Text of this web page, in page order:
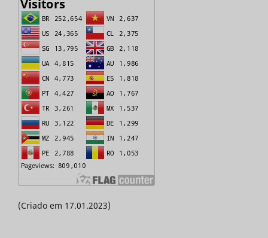
(Criado em 17.01.2023)